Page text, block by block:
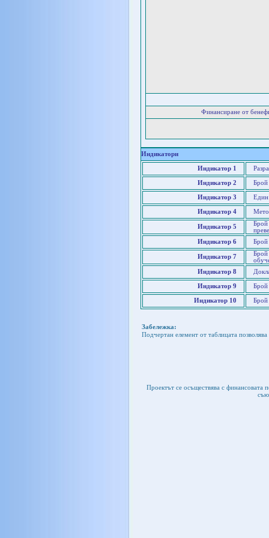
Финансиране от
Индикатори
Индикатор 1
Индикатор 2 Брой
Индикатор 3 Един
Индикатор 4
Индикатор 5
Брой
Индикатор 6
Брой
Индикатор 7
Брой
Индикатор 8
Индикатор 9 Брой
Индикатор 10
Забележка:
Подчертан елемент от таблицата
Проектът се осъществява с финансовата